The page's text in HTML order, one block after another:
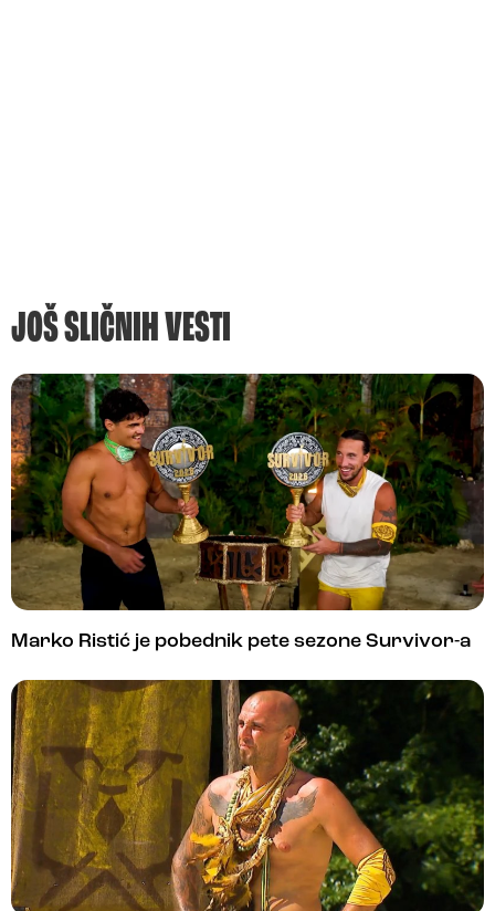
JOŠ SLIČNIH VESTI
Marko Ristić je pobednik pete sezone Survivor-a